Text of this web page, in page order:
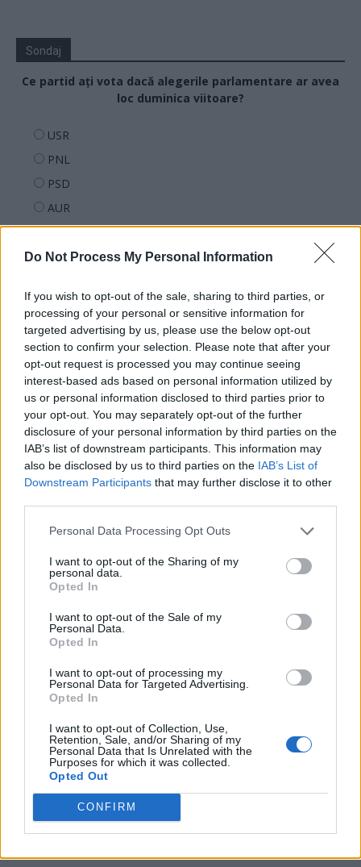
Do Not Process My Personal Information
If you wish to opt-out of the sale, sharing to third parties, or
processing of your personal or sensitive information for
targeted advertising by us, please use the below opt-out
section to confirm your selection. Please note that after your
opt-out request is processed you may continue seeing
interest-based ads based on personal information utilized by
us or personal information disclosed to third parties prior to
your opt-out. You may separately opt-out of the further
disclosure of your personal information by third parties on the
IAB’s list of downstream participants. This information may
also be disclosed by us to third parties on the IAB’s List of
Downstream Participants that may further disclose it to other
Personal Data Processing Opt Outs
I want to opt-out of the Sharing of my
personal data.
Opted In
I want to opt-out of the Sale of my
Personal Data.
Opted In
I want to opt-out of processing my
Personal Data for Targeted Advertising.
Opted In
I want to opt-out of Collection, Use,
Retention, Sale, and/or Sharing of my
Personal Data that Is Unrelated with the
Purposes for which it was collected.
Opted Out
CONFIRM
Sondaj
Ce partid ați vota dacă alegerile parlamentare ar avea
loc duminica viitoare?
USR
PNL
PSD
AUR
UDMR
PMP (Tomac)
PNȚMM
REPER
SENS
SOS (Șoșoacă)
POT (Gavrilă)
PACE (Peia)
Acțiunea Conservatoare (Târziu)
PDF (Lazarus)
Partidul Patrioților (Surugiu)
FAR (Coarnă)
România pe Primul Loc (Ponta)
Altul
Arhiva sondajelor